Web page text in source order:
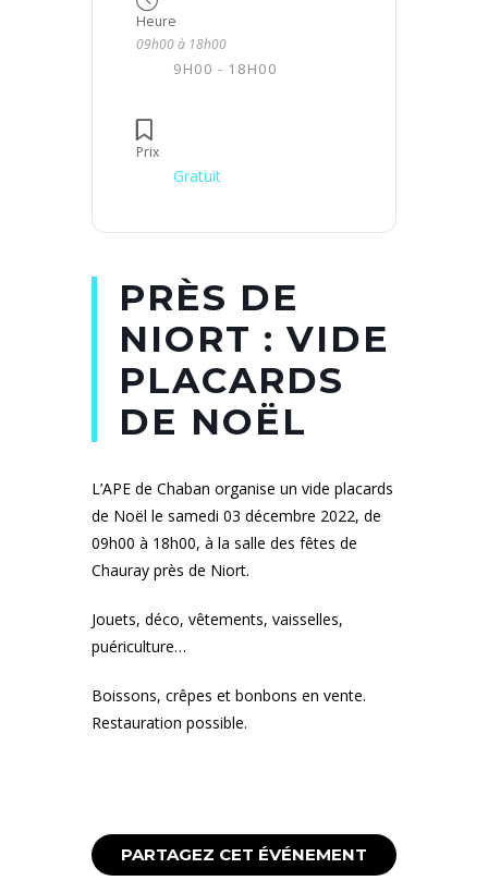
Heure
09h00 à 18h00
9H00 - 18H00
Prix
Gratuit
PRÈS DE
NIORT : VIDE
PLACARDS
DE NOËL
L’APE de Chaban organise un vide placards
de Noël le samedi 03 décembre 2022, de
09h00 à 18h00, à la salle des fêtes de
Chauray près de Niort.
Jouets, déco, vêtements, vaisselles,
puériculture…
Boissons, crêpes et bonbons en vente.
Restauration possible.
PARTAGEZ CET ÉVÉNEMENT